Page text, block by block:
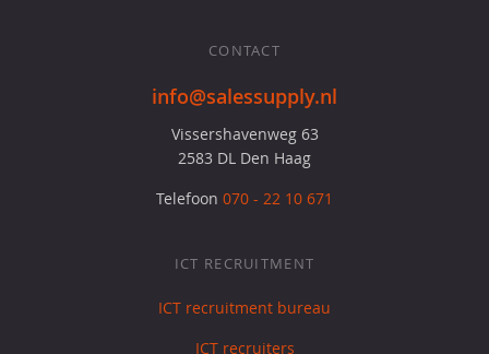
CONTACT
info@salessupply.nl
Vissershavenweg 63
2583 DL Den Haag
Telefoon 070 - 22 10 671
ICT RECRUITMENT
ICT recruitment bureau
ICT recruiters